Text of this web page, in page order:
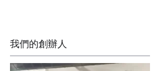
​我們的創辦人